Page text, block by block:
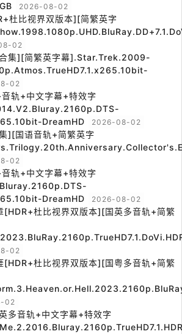
2026-08-02
杜比视界双版本][简繁英字
02
集][简繁英字幕].Star.Trek.2009-
02
轨+中文字幕+特效字
DreamHD
2026-08-02
][国语音轨+简繁英字
02
轨+中文字幕+特效字
DreamHD
2026-08-02
[HDR+杜比视界双版本][国英多音轨+简繁
02
[HDR+杜比视界双版本][国粤多音轨+简繁
02
多音轨+中文字幕+特效字